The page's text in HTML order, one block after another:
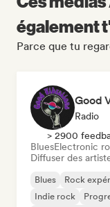
également
Parce que tu
Good
Radio
> 2900
BluesElectronic
Diffuser des
Blues Rock
Indie rock